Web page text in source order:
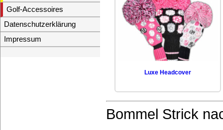
Golf-Accessoires
Datenschutzerklärung
Impressum
Luxe Headcover
Bommel Strick